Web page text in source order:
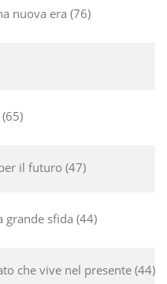
nuova era 76
65
il futuro 47
grande sfida 44
che vive nel presente 44